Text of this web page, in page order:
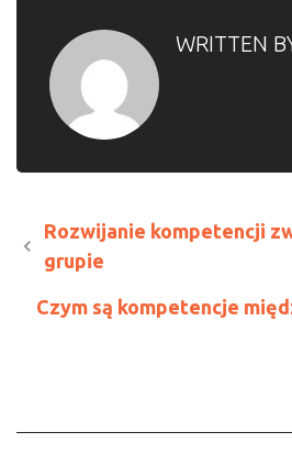
WRITTEN
Rozwijanie kompetencji
grupie
Czym są kompetencje